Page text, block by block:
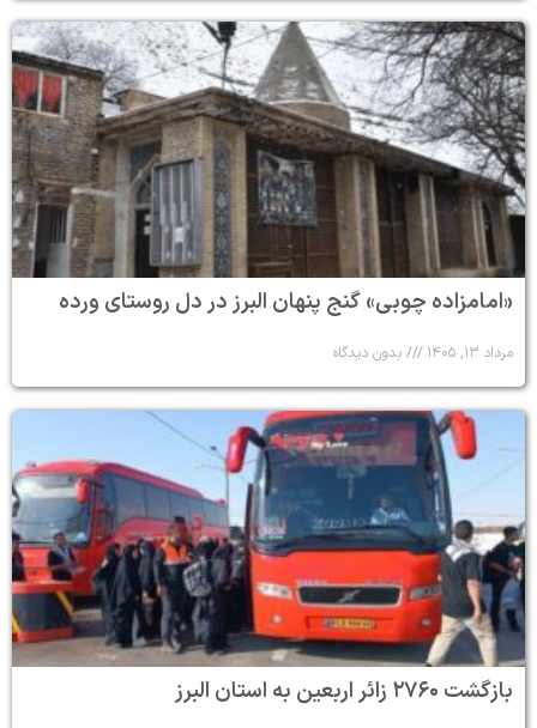
«امامزاده چوبی» گنج پنهان البرز در دل روستای ورده
مرداد ۱۳, ۱۴۰۵ بدون دیدگاه
بازگشت ۲۷۶۰ زائر اربعین به استان البرز